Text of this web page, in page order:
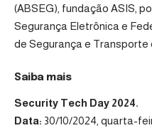
(ABSEG), fundação ASIS,
Segurança Eletrônica e
de Segurança e Transporte
Saiba mais
Security Tech Day 2024.
Data: 30/10/2024, quarta-